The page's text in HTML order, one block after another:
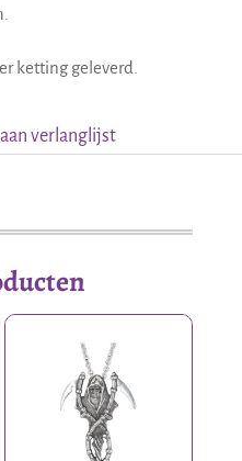
ketting geleverd.
verlanglijst